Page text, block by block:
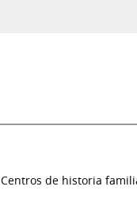
Centros de historia